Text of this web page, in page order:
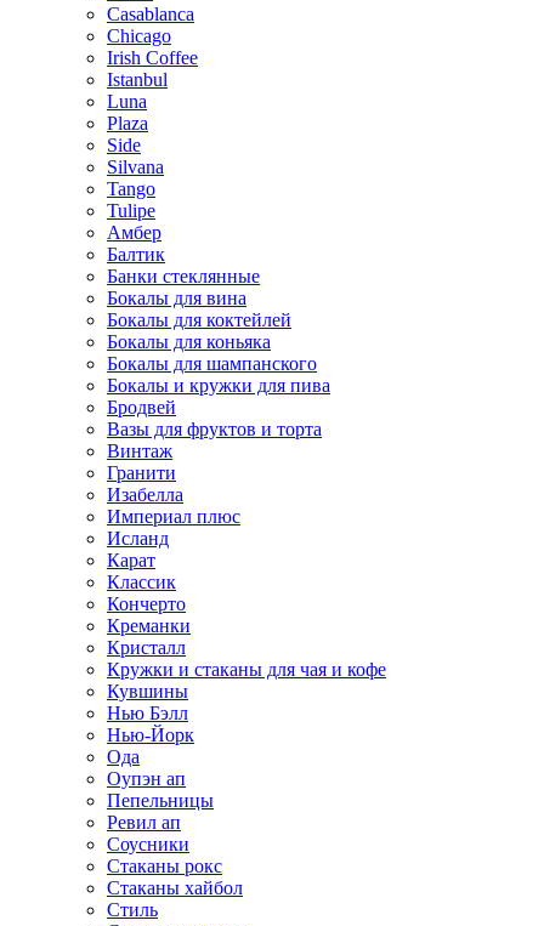
Casablanca
Chicago
Irish Coffee
Istanbul
Luna
Plaza
Side
Silvana
Tango
Tulipe
Амбер
Балтик
Банки стеклянные
Бокалы для вина
Бокалы для коктейлей
Бокалы для коньяка
Бокалы для шампанского
Бокалы и кружки для пива
Бродвей
Вазы для фруктов и торта
Винтаж
Гранити
Изабелла
Империал плюс
Исланд
Карат
Классик
Кончерто
Креманки
Кристалл
Кружки и стаканы для чая и кофе
Кувшины
Нью Бэлл
Нью-Йорк
Ода
Оупэн ап
Пепельницы
Ревил ап
Соусники
Стаканы рокс
Стаканы хайбол
Стиль